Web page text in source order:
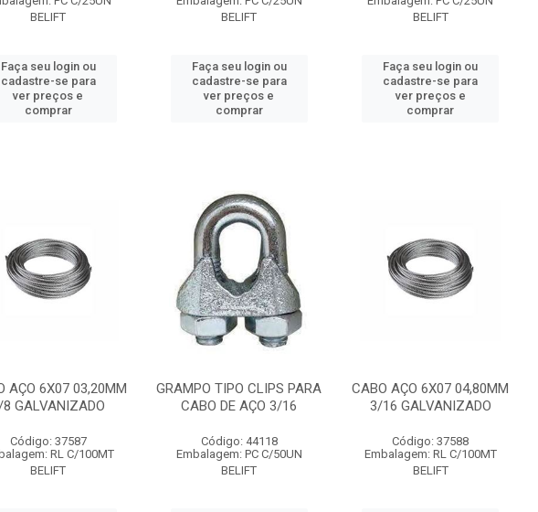
BELIFT
Faça seu login ou
cadastre-se para
ver preços e
comprar
BELIFT
Faça seu login ou
cadastre-se para
ver preços e
comprar
BELIFT
Faça seu login ou
cadastre-se para
ver preços e
comprar
AÇO 6X07 03,20MM
GALVANIZADO
Código: 37587
RL C/100MT
BELIFT
GRAMPO TIPO CLIPS PARA
CABO DE AÇO 3/16
Código: 44118
Embalagem: PC C/50UN
BELIFT
CABO AÇO 6X07 04,80MM
3/16 GALVANIZADO
Código: 37588
Embalagem: RL C/100MT
BELIFT